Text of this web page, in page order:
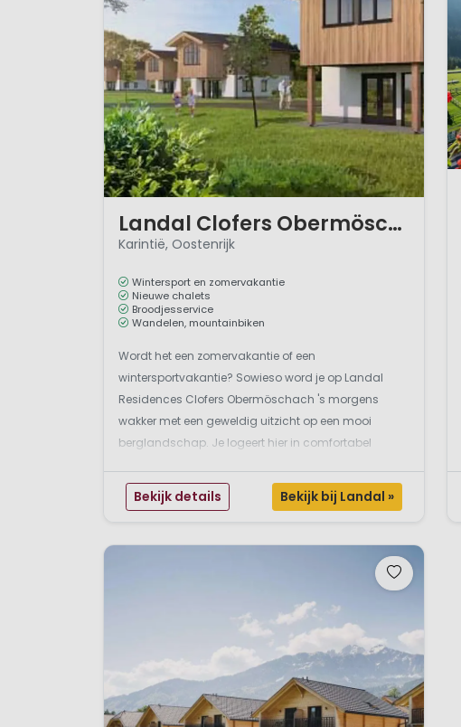
Landal Clofers Obermöschach
Karintië, Oostenrijk
Wintersport en zomervakantie
Nieuwe chalets
Broodjesservice
Wandelen, mountainbiken
Wordt het een zomervakantie of een
wintersportvakantie? Sowieso word je op Landal
Residences Clofers Obermöschach 's morgens
wakker met een geweldig uitzicht op een mooi
berglandschap. Je logeert hier in comfortabel
infraroodsauna en houtkachel afhankelijk van jouw
keuze. In de zomer wandel je vanaf jouw vakant...
Bekijk details Bekijk bij Landal »